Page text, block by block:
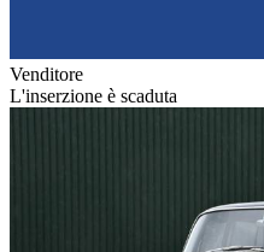
Venditore
L'inserzione è scaduta